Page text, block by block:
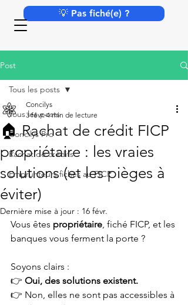
💡 Pas fiché(e) ?
Post
Tous les posts
Concilys Pro
Rachat de crédits
Emprunteurs fichés au FICP
Tous les posts
🏠 Rachat de crédit FICP
propriétaire : les vraies
solutions (et les pièges à
éviter)
Concilys
3 févr. 4 min de lecture
Dernière mise à jour : 16 févr.
Vous êtes propriétaire, fiché FICP, et les
banques vous ferment la porte ?
Soyons clairs :
👉 Oui, des solutions existent.
👉 Non, elles ne sont pas accessibles à